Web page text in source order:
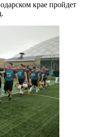
крае пройдет